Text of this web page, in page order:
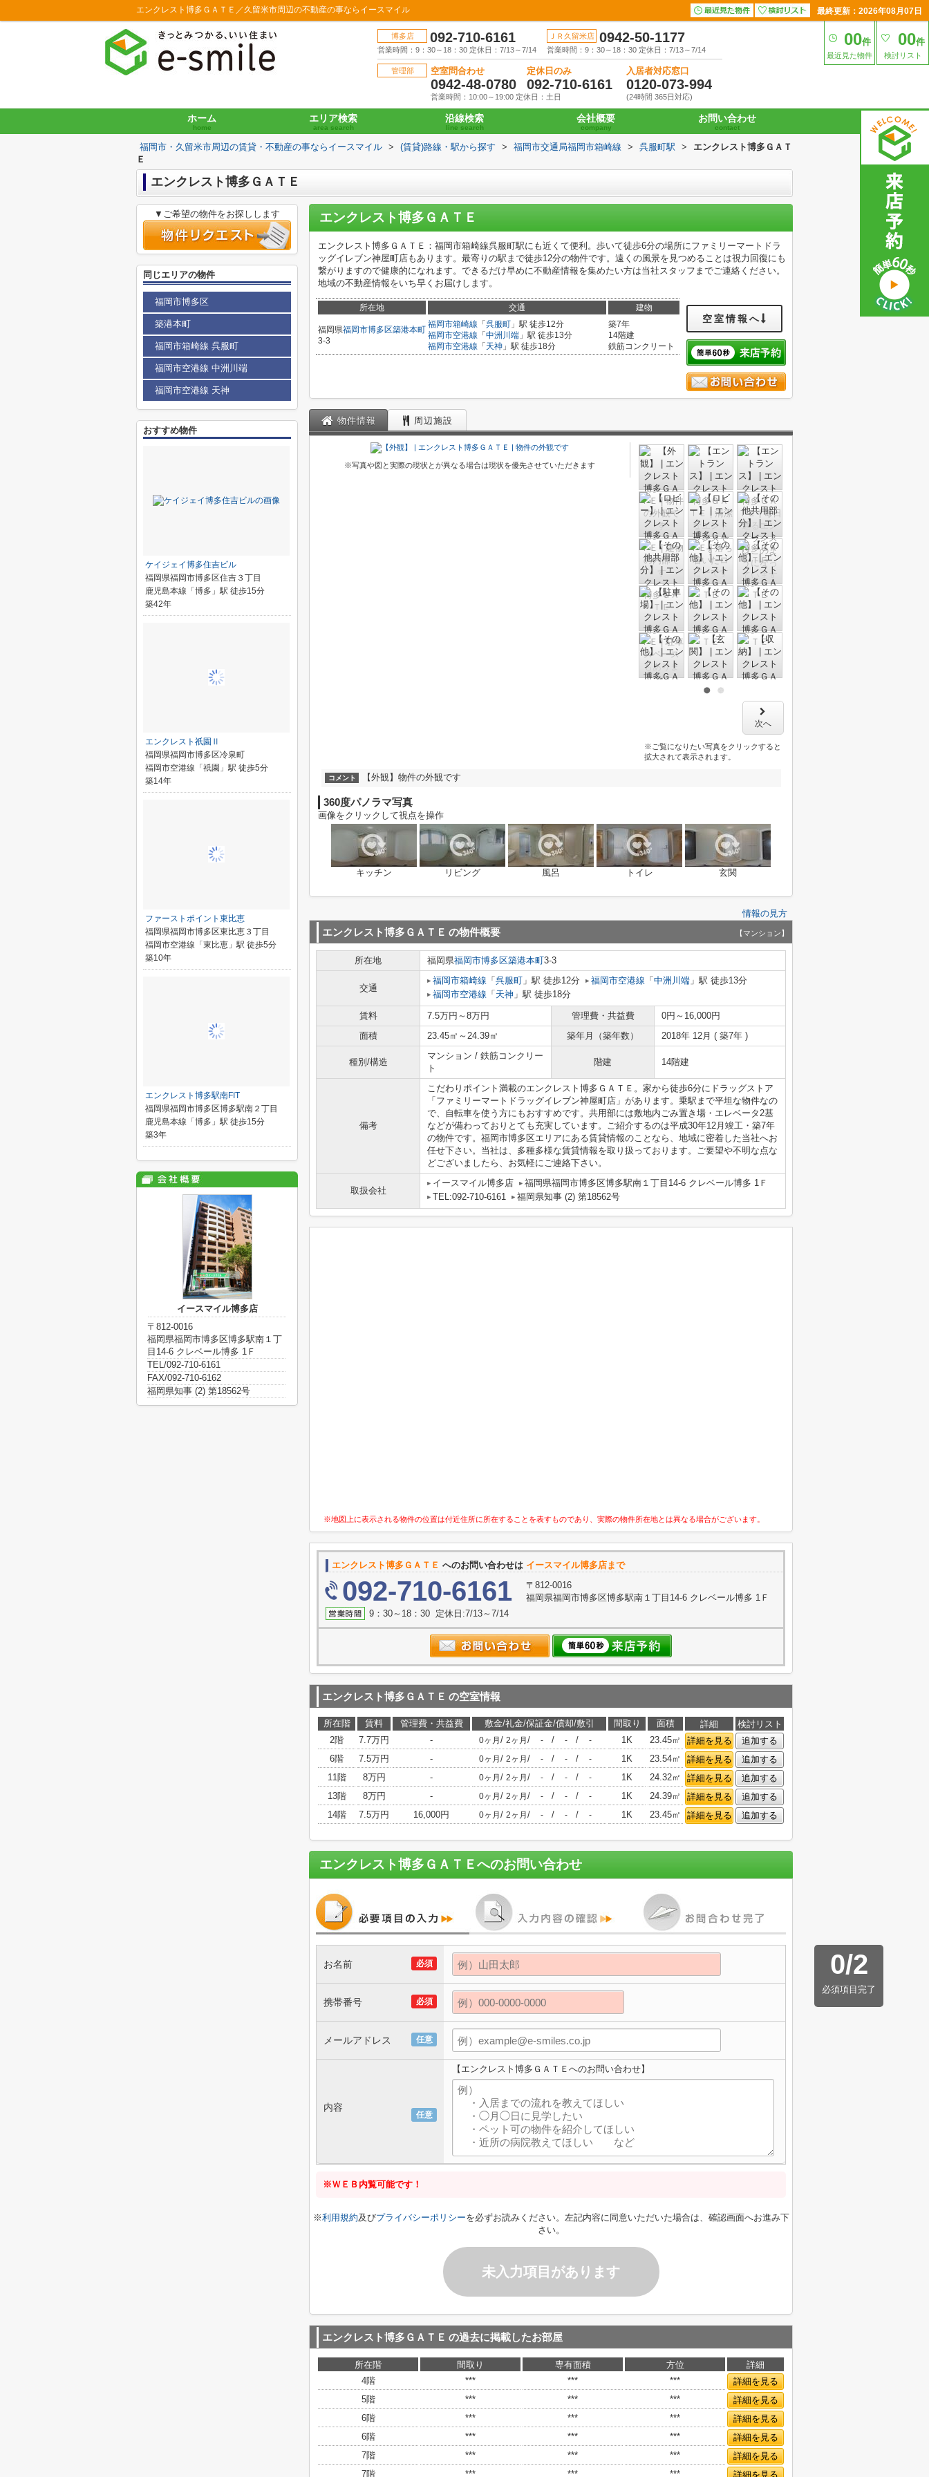
エンクレスト博多ＧＡＴＥ／久留米市周辺の不動産の事ならイースマイル 最終更新：2026年08月07日
博多店 092-710-6161
営業時間：9：30～18：30 定休日：7/13～7/14
ＪＲ久留米店 0942-50-1177
営業時間：9：30～18：30 定休日：7/13～7/14
管理部 空室問合わせ
0942-48-0780
定休日のみ
092-710-6161
営業時間：10:00～19:00 定休日：土日
入居者対応窓口
0120-073-994
(24時間 365日対応)
00件
最近見た物件
00件
検討リスト
ホーム
home
エリア検索
area search
沿線検索
line search
会社概要
company
お問い合わせ
contact
福岡市・久留米市周辺の賃貸・不動産の事ならイースマイル > (賃貸)路線・駅から探す > 福岡市交通局福岡市箱崎線 > 呉服町駅 >
エンクレスト博多ＧＡＴ
Ｅ
エンクレスト博多ＧＡＴＥ
エンクレスト博多ＧＡＴＥ
エンクレスト博多ＧＡＴＥ：福岡市箱崎線呉服町駅にも近くて便利。歩いて徒歩6分の場所にファミリーマートドラ
ッグイレブン神屋町店もあります。最寄りの駅まで徒歩12分の物件です。遠くの風景を見つめることは視力回復にも
繋がりますので健康的になれます。できるだけ早めに不動産情報を集めたい方は当社スタッフまでご連絡ください。
地域の不動産情報をいち早くお届けします。
所在地 交通 建物
福岡県福岡市博多区築港本町
3-3
福岡市箱崎線 「 呉服町 」駅 徒歩12分
福岡市空港線 「 中洲川端 」駅 徒歩13分
福岡市空港線 「 天神 」駅 徒歩18分
築7年
14階建
鉄筋コンクリート
空室情報へ
物件情報 周辺施設
※写真や図と実際の現状とが異なる場合は現状を優先させていただきます
次へ
※ご覧になりたい写真をクリックすると
拡大されて表示されます。
コメント 【外観】物件の外観です
360度パノラマ写真
画像をクリックして視点を操作
キッチン リビング 風呂 トイレ 玄関
情報の見方
エンクレスト博多ＧＡＴＥ の物件概要 【マンション】
所在地 福岡県福岡市博多区築港本町3-3
交通
福岡市箱崎線 「 呉服町 」駅 徒歩12分 福岡市空港線 「 中洲川端 」駅 徒歩13分
福岡市空港線 「 天神 」駅 徒歩18分
賃料 7.5万円～8万円 管理費・共益費
0円～16,000円
面積
23.45㎡～24.39㎡ 築年月（築年数） 2018年 12月 ( 築7年 )
種別/構造
マンション / 鉄筋コンクリー
ト
階建 14階建
備考
こだわりポイント満載のエンクレスト博多ＧＡＴＥ。家から徒歩6分にドラッグストア
「ファミリーマートドラッグイレブン神屋町店」があります。乗駅まで平坦な物件なの
で、自転車を使う方にもおすすめです。共用部には敷地内ごみ置き場・エレベータ2基
などが備わっておりとても充実しています。ご紹介するのは平成30年12月竣工・築7年
の物件です。福岡市博多区エリアにある賃貸情報のことなら、地域に密着した当社へお
任せ下さい。当社は、多種多様な賃貸情報を取り扱っております。ご要望や不明な点な
どございましたら、お気軽にご連絡下さい。
取扱会社
イースマイル博多店
福岡県福岡市博多区博多駅南１丁目14-6 クレベール博多 1Ｆ
TEL:092-710-6161
福岡県知事 (2) 第18562号
※地図上に表示される物件の位置は付近住所に所在することを表すものであり、実際の物件所在地とは異なる場合がございます。
エンクレスト博多ＧＡＴＥ へのお問い合わせは イースマイル博多店まで
092-710-6161
〒812-0016
福岡県福岡市博多区博多駅南１丁目14-6 クレベール博多 1Ｆ
9：30～18：30 定休日:7/13～7/14
エンクレスト博多ＧＡＴＥ の空室情報
所在階 賃料 管理費・共益費 敷金/礼金/保証金/償却/敷引 間取り 面積 詳細
検討リスト
2階
7.7万円 - 0ヶ月 / 2ヶ月 / - / - / - 1K 23.45㎡ 詳細を見る
追加する
6階
7.5万円 - 0ヶ月 / 2ヶ月 / - / - / - 1K 23.54㎡ 詳細を見る
追加する
11階
8万円 - 0ヶ月 / 2ヶ月 / - / - / - 1K 24.32㎡ 詳細を見る
追加する
13階
8万円 - 0ヶ月 / 2ヶ月 / - / - / - 1K 24.39㎡ 詳細を見る
追加する
14階
7.5万円 16,000円 0ヶ月 / 2ヶ月 / - / - / - 1K 23.45㎡ 詳細を見る 追加する
エンクレスト博多ＧＡＴＥへのお問い合わせ
0/2
必須項目完了
必須
お名前
必須
携帯番号
任意
メールアドレス
任意
内容
【エンクレスト博多ＧＡＴＥへのお問い合わせ】
※ＷＥＢ内覧可能です！
※利用規約及びプライバシーポリシーを必ずお読みください。左記内容に同意いただいた場合は、確認画面へお進み下
さい。
未入力項目があります
エンクレスト博多ＧＡＴＥ の過去に掲載したお部屋
所在階 間取り 専有面積 方位
詳細
4階
*** *** ***
詳細を見る
5階
*** *** ***
詳細を見る
6階
*** *** ***
詳細を見る
6階
*** *** ***
詳細を見る
7階
*** *** ***
詳細を見る
7階
*** *** *** 詳細を見る
▼ご希望の物件をお探しします
同じエリアの物件
福岡市博多区
築港本町
福岡市箱崎線 呉服町
福岡市空港線 中洲川端
福岡市空港線 天神
おすすめ物件
ケイジェイ博多住吉ビル
福岡県福岡市博多区住吉３丁目
鹿児島本線「博多」駅 徒歩15分
築42年
エンクレスト祇園Ⅱ
福岡県福岡市博多区冷泉町
福岡市空港線「祇園」駅 徒歩5分
築14年
ファーストポイント東比恵
福岡県福岡市博多区東比恵３丁目
福岡市空港線「東比恵」駅 徒歩5分
築10年
エンクレスト博多駅南FIT
福岡県福岡市博多区博多駅南２丁目
鹿児島本線「博多」駅 徒歩15分
築3年
イースマイル博多店
〒812-0016
福岡県福岡市博多区博多駅南１丁
目14-6 クレベール博多 1Ｆ
TEL/092-710-6161
FAX/092-710-6162
福岡県知事 (2) 第18562号